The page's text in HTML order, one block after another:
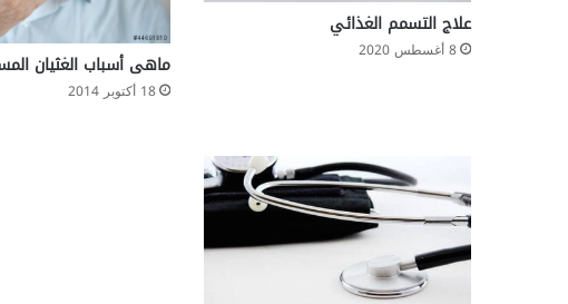
ف
س
ي
ص
ا
ب
علاج التسمم الغذائي
8 أغسطس 2020 ماهى أسباب الغثيان
18 أكتوبر 2014